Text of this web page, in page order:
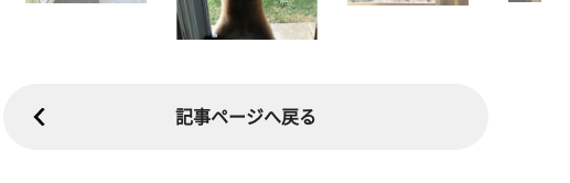
記事ページへ戻る